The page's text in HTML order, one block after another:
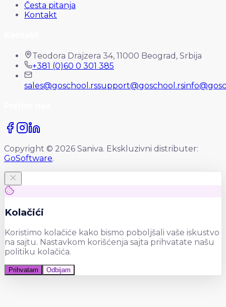
Česta pitanja
Kontakt
Teodora Drajzera 34, 11000 Beograd, Srbija
+381 (0)60 0 301 385
sales@goschool.rssupport@goschool.rs
Copyright © 2026 Saniva. Ekskluzivni distributer:
GoSoftware.
Kolačići
Koristimo kolačiće kako bismo poboljšali vaše iskustvo
na sajtu. Nastavkom korišćenja sajta prihvatate našu
politiku kolačića.
Prihvatam Odbijam